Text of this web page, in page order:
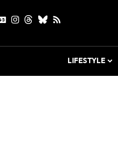
LIFESTYLE